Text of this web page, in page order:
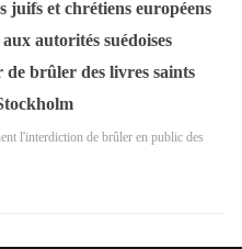
juifs et chrétiens européens
autorités suédoises
de brûler des livres saints
l'interdiction de brûler en public des